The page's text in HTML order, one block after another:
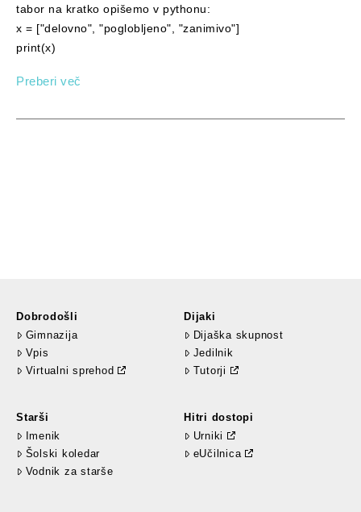
tabor na kratko opišemo v pythonu:
x = ["delovno", "poglobljeno", "zanimivo"]
print(x)
Preberi več
Dobrodošli
Gimnazija
Vpis
Virtualni sprehod
Dijaki
Dijaška skupnost
Jedilnik
Tutorji
Starši
Imenik
Šolski koledar
Vodnik za starše
Hitri dostopi
Urniki
eUčilnica